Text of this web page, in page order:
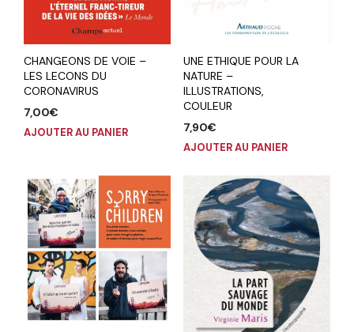
CHANGEONS DE VOIE –
LES LECONS DU
CORONAVIRUS
7,00€
AJOUTER AU PANIER
UNE ETHIQUE POUR LA
NATURE –
ILLUSTRATIONS,
COULEUR
7,90€
AJOUTER AU PANIER